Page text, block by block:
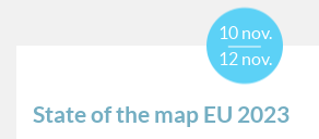
State of the map EU 2023
10 nov.
12 nov.